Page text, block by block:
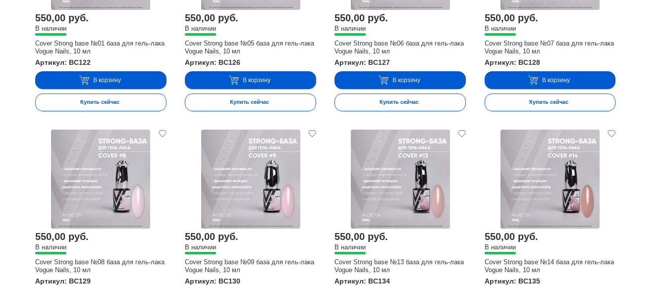
550,00 руб.
В наличии
Cover Strong base №01 база для гель-лака
Vogue Nails, 10 мл
Артикул: BC122
В корзину
Купить сейчас
550,00 руб.
В наличии
Cover Strong base №05 база для гель-лака
Vogue Nails, 10 мл
Артикул: BC126
В корзину
Купить сейчас
550,00 руб.
В наличии
Cover Strong base №06 база для гель-лака
Vogue Nails, 10 мл
Артикул: BC127
В корзину
Купить сейчас
550,00 руб.
В наличии
Cover Strong base №07 база для гель-лака
Vogue Nails, 10 мл
Артикул: BC128
В корзину
Купить сейчас
550,00 руб.
В наличии
Cover Strong base №08 база для гель-лака
Vogue Nails, 10 мл
Артикул: BC129
550,00 руб.
В наличии
Cover Strong base №09 база для гель-лака
Vogue Nails, 10 мл
Артикул: BC130
550,00 руб.
В наличии
Cover Strong base №13 база для гель-лака
Vogue Nails, 10 мл
Артикул: BC134
550,00 руб.
В наличии
Cover Strong base №14 база для гель-лака
Vogue Nails, 10 мл
Артикул: BC135